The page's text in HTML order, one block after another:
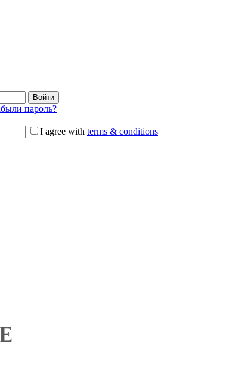
Войти
пароль?
I agree with terms & conditions